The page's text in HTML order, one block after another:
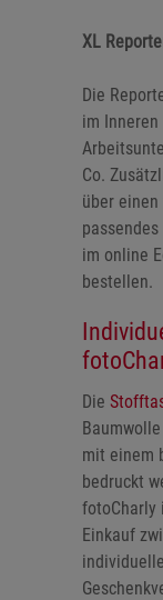
XL
Die
im
Co.
über
im online
bestellen.
Die
mit einem
bedruckt
fotoCharly
Einkauf